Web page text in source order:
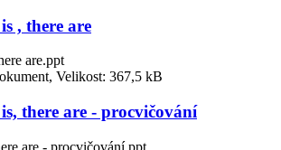
, there are
are.ppt
Velikost: 367,5 kB
there are - procvičování
are - procvičování.ppt